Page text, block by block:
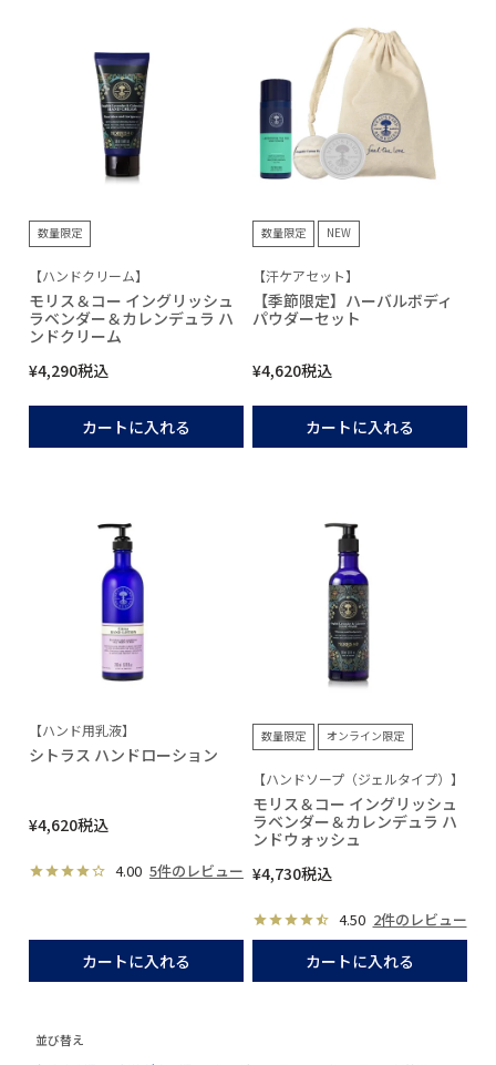
数量限定
【ハンドクリーム】
モリス＆コー イングリッシュ
ラベンダー＆カレンデュラ ハ
ンドクリーム
¥4,290税込
カートに入れる
数量限定 NEW
【汗ケアセット】
【季節限定】ハーバルボディ
パウダーセット
¥4,620税込
カートに入れる
【ハンド用乳液】
シトラス ハンドローション
¥4,620税込
4.00 5件のレビュー
カートに入れる
数量限定 オンライン限定
【ハンドソープ（ジェルタイプ）】
モリス＆コー イングリッシュ
ラベンダー＆カレンデュラ ハ
ンドウォッシュ
¥4,730税込
4.50 2件のレビュー
カートに入れる
並び替え